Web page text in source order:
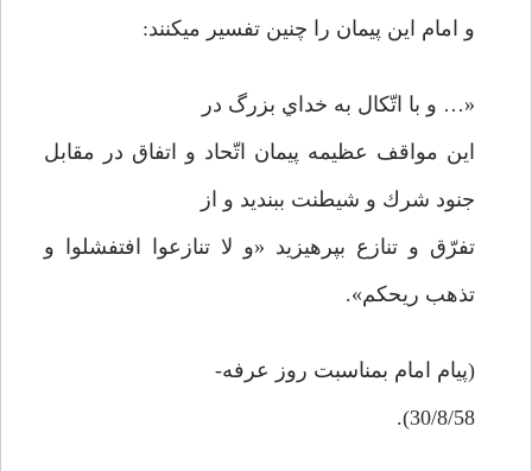
و امام اين پيمان را چنين تفسير مي­كنند:
«… و با اتّكال به خداي بزرگ در
اين مواقف عظيمه پيمان اتّحاد و اتفاق در مقابل
جنود شرك و شيطنت ببنديد و از
تفرّق و تنازع بپرهيزيد «و لا تنازعوا افتفشلوا و
تذهب ريحكم».
(پيام امام بمناسبت روز عرفه-
30/8/58).